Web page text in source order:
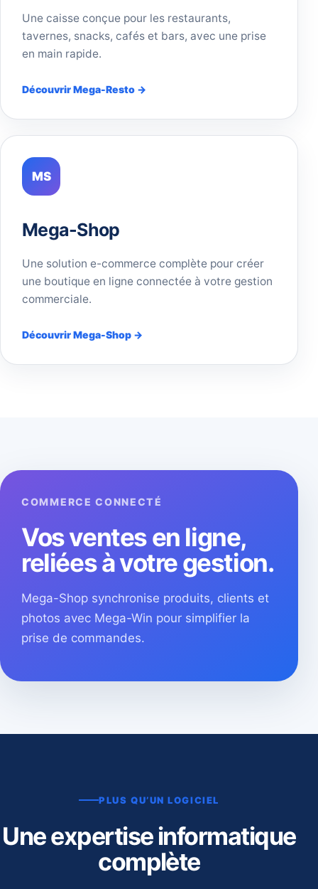
Une caisse conçue pour les restaurants,
tavernes, snacks, cafés et bars, avec une prise
en main rapide.
Découvrir Mega-Resto →
MS
Mega-Shop
Une solution e-commerce complète pour créer
une boutique en ligne connectée à votre gestion
commerciale.
Découvrir Mega-Shop →
COMMERCE CONNECTÉ
Vos ventes en ligne,
reliées à votre gestion.
Mega-Shop synchronise produits, clients et
photos avec Mega-Win pour simplifier la
prise de commandes.
PLUS QU’UN LOGICIEL
Une expertise informatique
complète